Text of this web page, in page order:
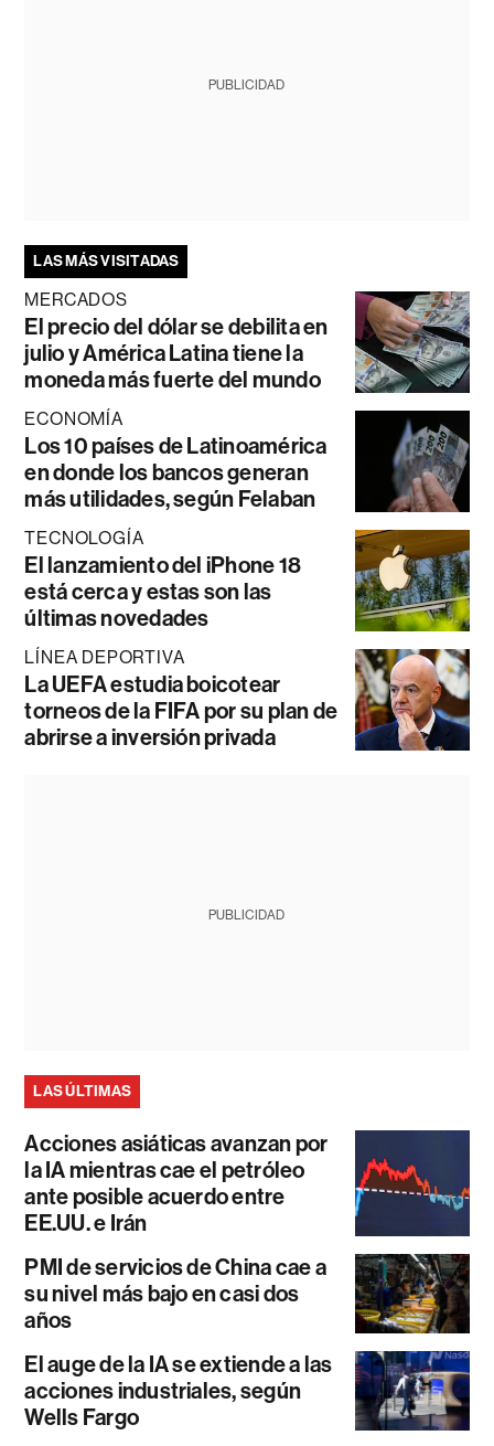
PUBLICIDAD
LAS MÁS VISITADAS
MERCADOS
El precio del dólar se debilita en
julio y América Latina tiene la
moneda más fuerte del mundo
ECONOMÍA
Los 10 países de Latinoamérica
en donde los bancos generan
más utilidades, según Felaban
TECNOLOGÍA
El lanzamiento del iPhone 18
está cerca y estas son las
últimas novedades
LÍNEA DEPORTIVA
La UEFA estudia boicotear
torneos de la FIFA por su plan de
abrirse a inversión privada
PUBLICIDAD
LAS ÚLTIMAS
Acciones asiáticas avanzan por
la IA mientras cae el petróleo
ante posible acuerdo entre
EE.UU. e Irán
PMI de servicios de China cae a
su nivel más bajo en casi dos
años
El auge de la IA se extiende a las
acciones industriales, según
Wells Fargo